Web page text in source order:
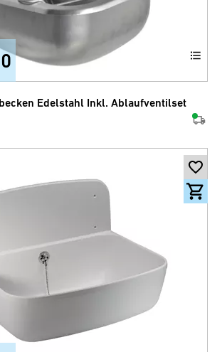
Edelstahl Inkl. Ablaufventilset